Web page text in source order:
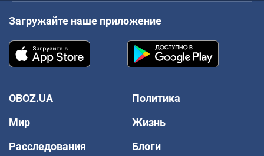
Загружайте наше приложение
OBOZ.UA
Политика
Мир
Жизнь
Расследования
Блоги